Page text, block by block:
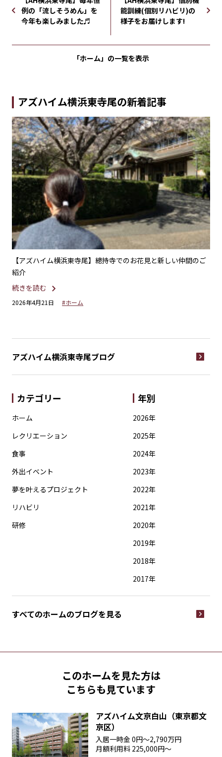
例の「流しそうめん」を
今年も楽しみました♬
能訓練(個別リハビリ)の
様子をお届けします!
「ホーム」の一覧を表示
アズハイム横浜東寺尾の新着記事
東寺尾】總持寺でのお花見と新しい仲間のご
#ホーム
【アズハイム横浜東
アズハイム横浜東寺尾ブログ
カテゴリー
ホーム
レクリエーション
食事
外出イベント
夢を叶えるプロジェクト
リハビリ
研修
年別
2026年
2025年
2024年
2023年
2022年
2021年
2020年
2019年
2018年
2017年
すべてのホームのブログを見る
このホームを見た方は
こちらも見ています
アズハイム文京白山（東京都文
京区）
入居一時金 0円〜2,790万円
月額利用料 225,000円〜